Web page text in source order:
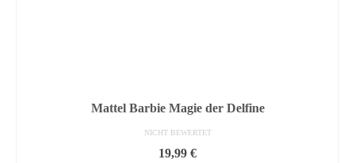
Mattel Barbie Magie der Delfine
NICHT BEWERTET
19,99 €